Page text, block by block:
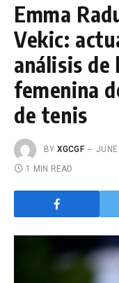
Emma
Vekic:
análisis
femenina
de tenis
BY XGCGF
1 MIN READ